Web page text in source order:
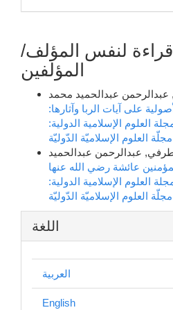
قراءة لنفس المؤلف/
المؤلفين
عبدالرحمن عبدالحميد محمد
على آيات الربا وآثارها:
العلوم الإسلامية الدولية:
عبدالرحمن عبدالحميد
عائشة رضي الله عنها
العلوم الإسلامية الدولية:
اللغة
العربية
English